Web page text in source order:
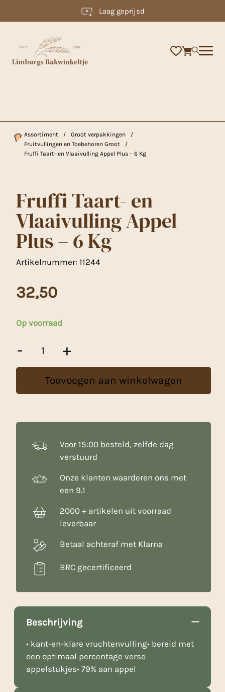
Laag geprijsd
Assortiment / Groot verpakkingen
/
Fruitvullingen en Toebehoren Groot
/
Fruffi Taart- en Vlaaivulling Appel Plus – 6 Kg
Fruffi Taart- en
Vlaaivulling Appel
Plus – 6 Kg
Artikelnummer: 11244
32,50
Op voorraad
-
Taart-
Vlaaivulling
Plus
Kg
+
Toevoegen aan winkelwagen
Voor 15:00 besteld, zelfde dag
verstuurd
Onze klanten waarderen ons met
een 9.1
2000 + artikelen uit voorraad
leverbaar
Betaal achteraf met Klarna
BRC gecertificeerd
Beschrijving
• kant-en-klare vruchtenvulling• bereid met
een optimaal percentage verse
appelstukjes• 79% aan appel